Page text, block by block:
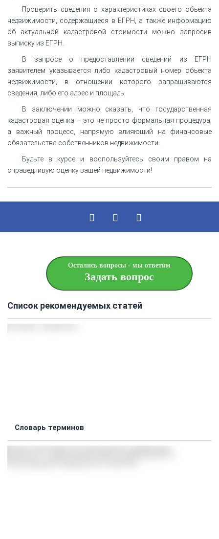
Проверить сведения о характеристиках своего объекта
недвижимости, содержащиеся в ЕГРН, а также информацию
об актуальной кадастровой стоимости можно запросив
выписку из ЕГРН.
В запросе о предоставлении сведений из ЕГРН
заявителем указывается либо кадастровый номер объекта
недвижимости, в отношении которого запрашиваются
сведения, либо его адрес и площадь.
В заключении можно сказать, что государственная
кадастровая оценка – это не просто формальная процедура,
а важный процесс, напрямую влияющий на финансовые
обязательства собственников недвижимости.
Будьте в курсе и воспользуйтесь своим правом на
справедливую оценку вашей недвижимости!
Остались вопросы - мы ответим
Задать вопрос
Список рекомендуемых статей
Словарь терминов